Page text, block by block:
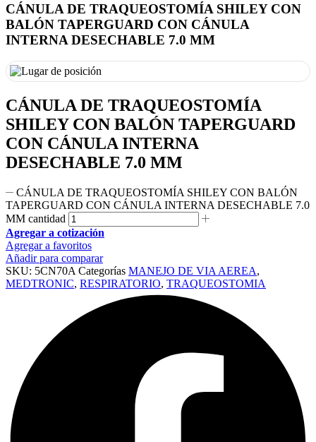
CÁNULA DE TRAQUEOSTOMÍA SHILEY CON
BALÓN TAPERGUARD CON CÁNULA
INTERNA DESECHABLE 7.0 MM
CÁNULA DE TRAQUEOSTOMÍA
SHILEY CON BALÓN TAPERGUARD
CON CÁNULA INTERNA
DESECHABLE 7.0 MM
CÁNULA DE TRAQUEOSTOMÍA SHILEY CON BALÓN
TAPERGUARD CON CÁNULA INTERNA DESECHABLE 7.0
MM cantidad
Agregar a cotización
Agregar a favoritos
Añadir para comparar
SKU: 5CN70A Categorías MANEJO DE VIA AEREA,
MEDTRONIC, RESPIRATORIO, TRAQUEOSTOMIA